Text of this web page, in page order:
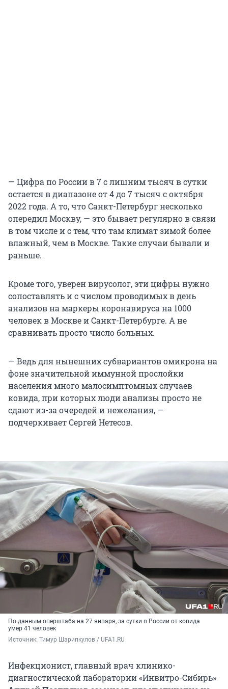
— Цифра по России в 7 с лишним тысяч в сутки
остается в диапазоне от 4 до 7 тысяч с октября
2022 года. А то, что Санкт-Петербург несколько
опередил Москву, — это бывает регулярно в связи
в том числе и с тем, что там климат зимой более
влажный, чем в Москве. Такие случаи бывали и
раньше.
Кроме того, уверен вирусолог, эти цифры нужно
сопоставлять и с числом проводимых в день
анализов на маркеры коронавируса на 1000
человек в Москве и Санкт-Петербурге. А не
сравнивать просто число больных.
— Ведь для нынешних субвариантов омикрона на
фоне значительной иммунной прослойки
населения много малосимптомных случаев
ковида, при которых люди анализы просто не
сдают из-за очередей и нежелания, —
подчеркивает Сергей Нетесов.
По данным оперштаба на 27 января, за сутки в России от ковида
умер 41 человек
Источник: Тимур Шарипкулов / UFA1.RU
Инфекционист, главный врач клинико-
диагностической лаборатории «Инвитро-Сибирь»